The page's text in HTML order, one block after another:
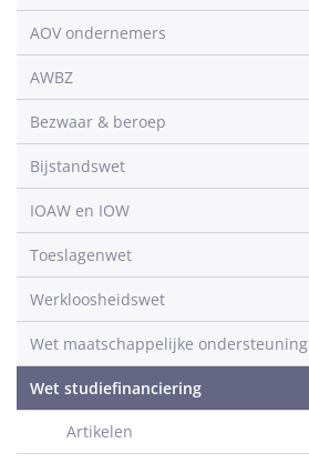
AOV ondernemers
AWBZ
Bezwaar & beroep
Bijstandswet
IOAW en IOW
Toeslagenwet
Werkloosheidswet
Wet maatschappelijke ondersteuning
Wet studiefinanciering
Artikelen